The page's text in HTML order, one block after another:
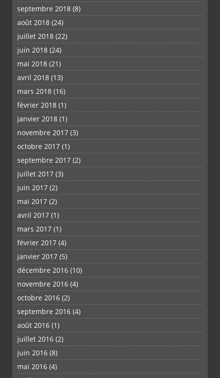
septembre 2018 (8)
août 2018 (24)
juillet 2018 (22)
juin 2018 (24)
mai 2018 (21)
avril 2018 (13)
mars 2018 (16)
février 2018 (1)
janvier 2018 (1)
novembre 2017 (3)
octobre 2017 (1)
septembre 2017 (2)
juillet 2017 (3)
juin 2017 (2)
mai 2017 (2)
avril 2017 (1)
mars 2017 (1)
février 2017 (4)
janvier 2017 (5)
décembre 2016 (10)
novembre 2016 (4)
octobre 2016 (2)
septembre 2016 (4)
août 2016 (1)
juillet 2016 (2)
juin 2016 (8)
mai 2016 (4)